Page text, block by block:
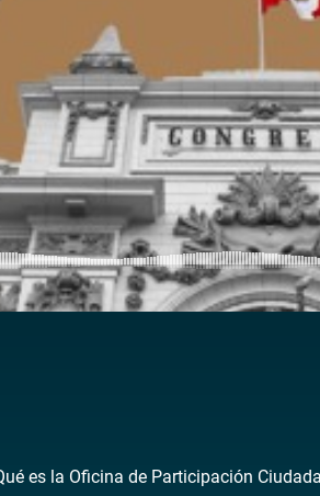
es la Oficina de Participación